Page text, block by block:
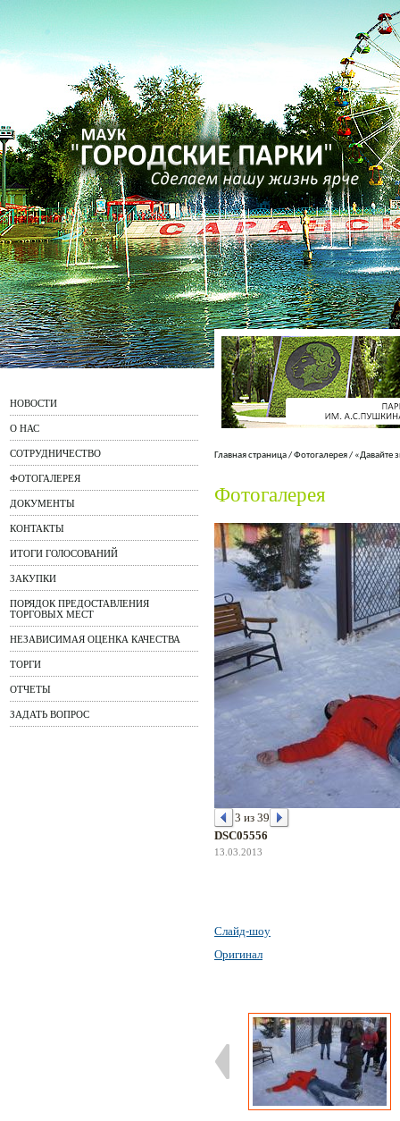
НОВОСТИ
О НАС
СОТРУДНИЧЕСТВО
ФОТОГАЛЕРЕЯ
ДОКУМЕНТЫ
КОНТАКТЫ
ИТОГИ ГОЛОСОВАНИЙ
ЗАКУПКИ
ПОРЯДОК ПРЕДОСТАВЛЕНИЯ
ТОРГОВЫХ МЕСТ
НЕЗАВИСИМАЯ ОЦЕНКА КАЧЕСТВА
ТОРГИ
ОТЧЕТЫ
ЗАДАТЬ ВОПРОС
Главная страница/Фотогалерея/ «Давайте
Фотогалерея
3 из 39
DSC05556
13.03.2013
Слайд-шоу
Оригинал